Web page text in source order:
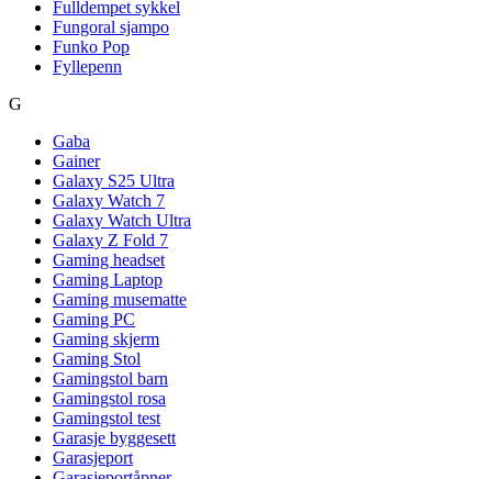
Fulldempet sykkel
Fungoral sjampo
Funko Pop
Fyllepenn
G
Gaba
Gainer
Galaxy S25 Ultra
Galaxy Watch 7
Galaxy Watch Ultra
Galaxy Z Fold 7
Gaming headset
Gaming Laptop
Gaming musematte
Gaming PC
Gaming skjerm
Gaming Stol
Gamingstol barn
Gamingstol rosa
Gamingstol test
Garasje byggesett
Garasjeport